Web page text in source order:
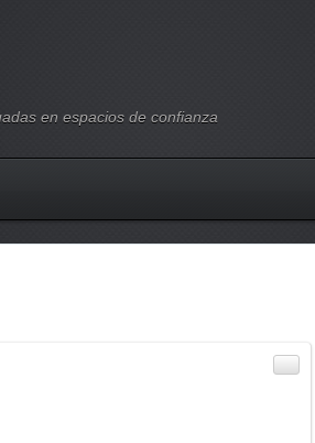
en espacios de confianza